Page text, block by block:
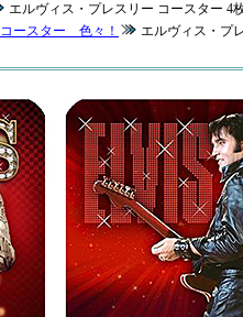
エルヴィス・プレスリー コースター 4
コースター 色々！
エルヴィス・プ